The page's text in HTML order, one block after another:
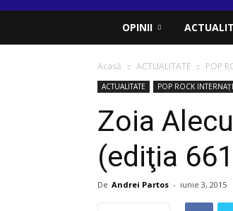
OPINII
Acasă ACTUALITATE POP
ACTUALITATE POP ROCK
Zoia
(ediţia
De Andrei Partos - iunie 3, 2015